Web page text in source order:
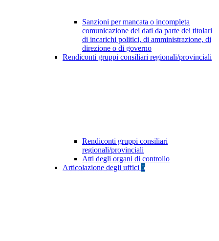
Sanzioni per mancata o incompleta
comunicazione dei dati da parte dei titolari
di incarichi politici, di amministrazione, di
direzione o di governo
Rendiconti gruppi consiliari regionali/provinciali
Rendiconti gruppi consiliari
regionali/provinciali
Atti degli organi di controllo
Articolazione degli uffici 5